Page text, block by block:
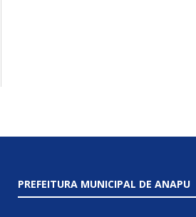
PREFEITURA MUNICIPAL DE ANAPU